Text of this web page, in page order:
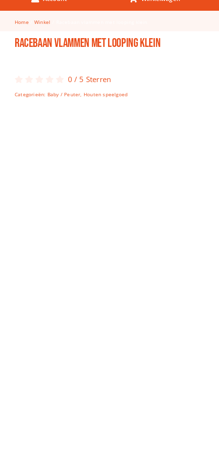
Keuken & Tafelen
Kinderfietsen
Knutselen
Spellen
Home Winkel
Racebaan vlammen met looping klein
0 / 5 Sterren
Categorieën: Baby / Peuter, Houten speelgoed